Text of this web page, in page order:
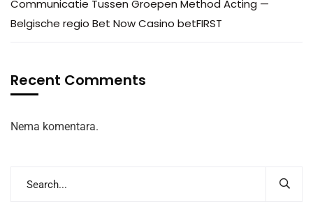
Communicatie Tussen Groepen Method Acting —
Belgische regio Bet Now Casino betFIRST
Recent Comments
Nema komentara.